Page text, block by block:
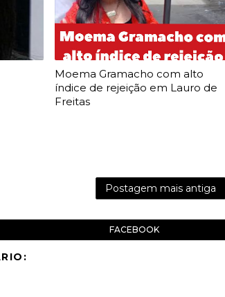
Moema Gramacho com alto
índice de rejeição em Lauro de
Freitas
Postagem mais antiga
FACEBOOK